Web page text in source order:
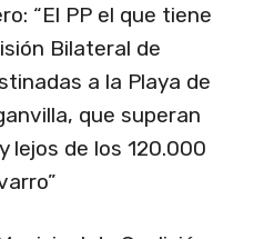
“El PP el que tiene
Bilateral de
a la Playa de
que superan
lejos de los 120.000